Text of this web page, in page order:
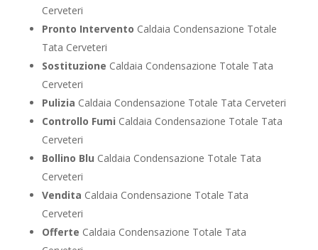
Cerveteri
Pronto Intervento Caldaia Condensazione Totale
Tata Cerveteri
Sostituzione Caldaia Condensazione Totale Tata
Cerveteri
Pulizia Caldaia Condensazione Totale Tata Cerveteri
Controllo Fumi Caldaia Condensazione Totale Tata
Cerveteri
Bollino Blu Caldaia Condensazione Totale Tata
Cerveteri
Vendita Caldaia Condensazione Totale Tata
Cerveteri
Offerte Caldaia Condensazione Totale Tata